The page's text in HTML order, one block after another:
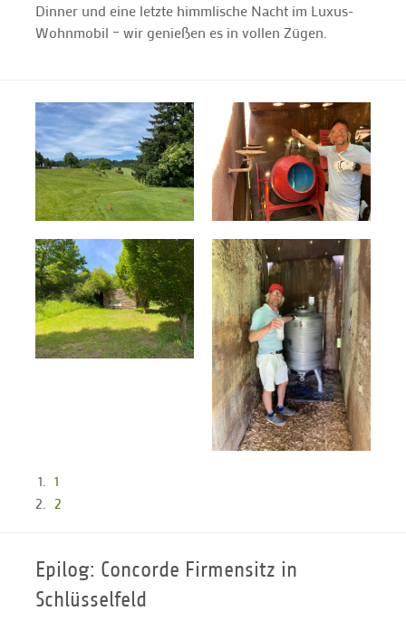
Dinner und eine letzte himmlische Nacht im Luxus-
Wohnmobil – wir genießen es in vollen Zügen.
1
2
Epilog: Concorde Firmensitz in
Schlüsselfeld